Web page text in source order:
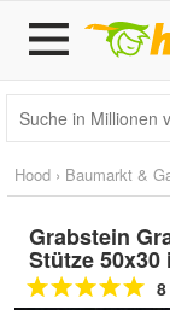
Hood › Baumarkt &
Grabstein
Stütze
8